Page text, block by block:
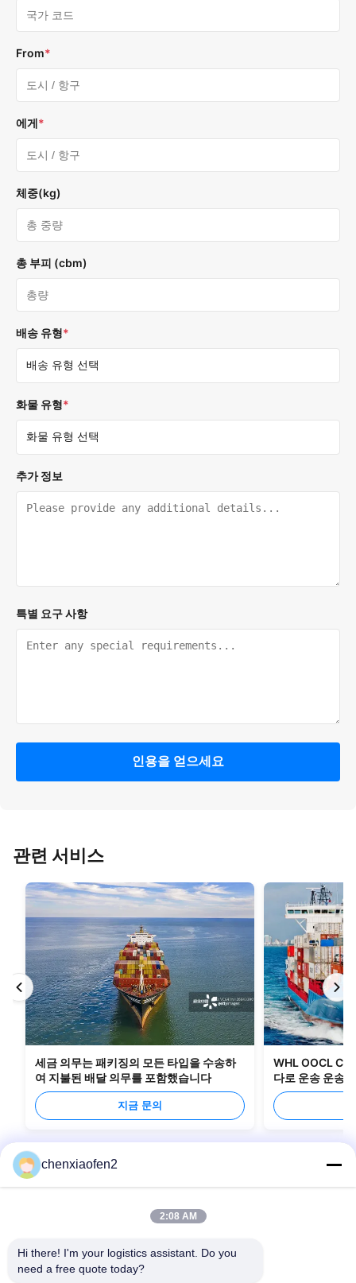
From*
에게*
체중(kg)
총 부피 (cbm)
배송 유형*
화물 유형*
추가 정보
특별 요구 사항
인용을 얻으세요
관련 서비스
세금 의무는 패키징의 모든 타입을 수송하
여 지불된 배달 의무를 포함했습니다
지금 문의
WHL OOCL
다로 운송 운송
chenxiaofen2
2:08 AM
Hi there! I'm your logistics assistant. Do you
need a free quote today?